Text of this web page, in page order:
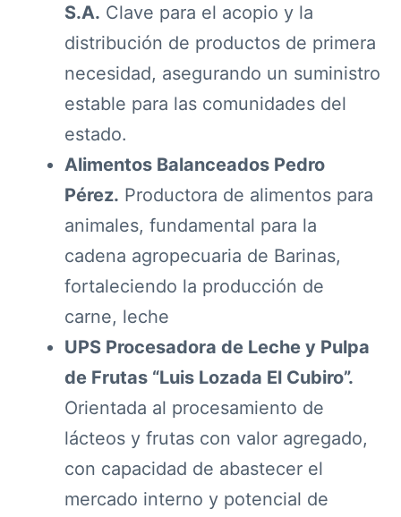
S.A. Clave para el acopio y la
distribución de productos de primera
necesidad, asegurando un suministro
estable para las comunidades del
estado.
Alimentos Balanceados Pedro
Pérez. Productora de alimentos para
animales, fundamental para la
cadena agropecuaria de Barinas,
fortaleciendo la producción de
carne, leche
UPS Procesadora de Leche y Pulpa
de Frutas “Luis Lozada El Cubiro”.
Orientada al procesamiento de
lácteos y frutas con valor agregado,
con capacidad de abastecer el
mercado interno y potencial de